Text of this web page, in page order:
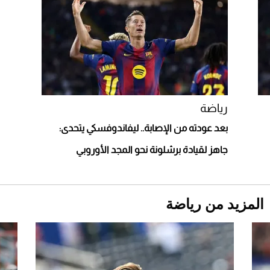
أغلى 10 عطور في العالم للرجال تمنحك فخامة
استثنائية
Aston Martin Valiant: على هوى الأبطال
"بوجاتي ميسترال" الاستثنائية للبيع في مزاد
مونتيري
2026-07-23
رياضة
بعد عودته من الإصابة.. ليفاندوفسكي يتحدى:
جاهز لقيادة برشلونة نحو المجد الأوروبي
المزيد من رياضة